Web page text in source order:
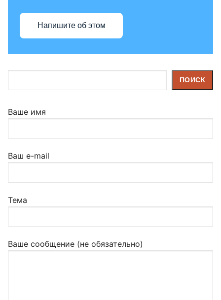
Напишите об этом
ПОИСК
Ваше имя
Ваш e-mail
Тема
Ваше сообщение (не обязательно)